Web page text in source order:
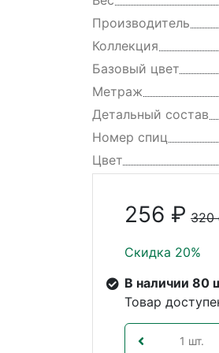
Производитель
Коллекция
Базовый цвет
Метраж
Детальный состав
Номер спиц
Цвет
256 ₽ 320
Скидка 20%
В наличии 80
Товар